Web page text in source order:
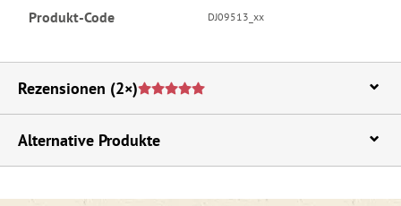
Produkt-Code DJ09513_xx
Rezensionen (2×)
Alternative Produkte